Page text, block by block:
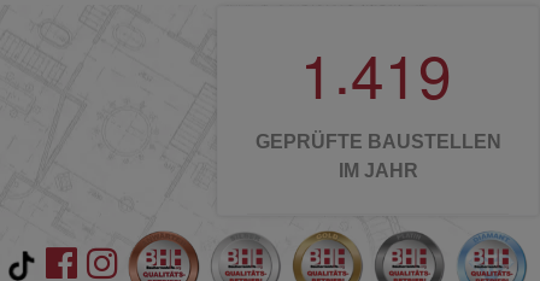
1 .419
GEPRÜFTE BAUSTELLEN
IM JAHR